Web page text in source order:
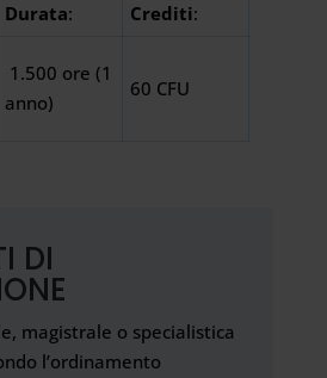
Durata: Crediti:
1.500 ore (1
anno)
60 CFU
DI
magistrale o specialistica
l’ordinamento